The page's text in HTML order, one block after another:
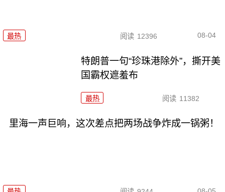
最热 阅读 12396 08-04
特朗普一句“珍珠港除外”，撕开美
国霸权遮羞布
最热 阅读 11382
里海一声巨响，这次差点把两场战争炸成一锅粥！